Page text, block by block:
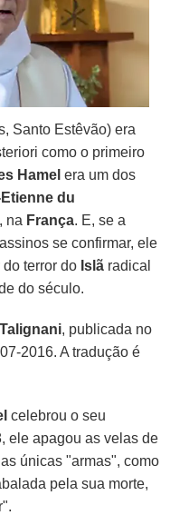
Santo Estêvão) era
como o primeiro
Hamel era um dos
du
, na França. E, se a
se confirmar, ele
terror do Islã radical
do século.
, publicada no
2016. A tradução é
celebrou o seu
ele apagou as velas de
únicas "armas", como
pela sua morte,